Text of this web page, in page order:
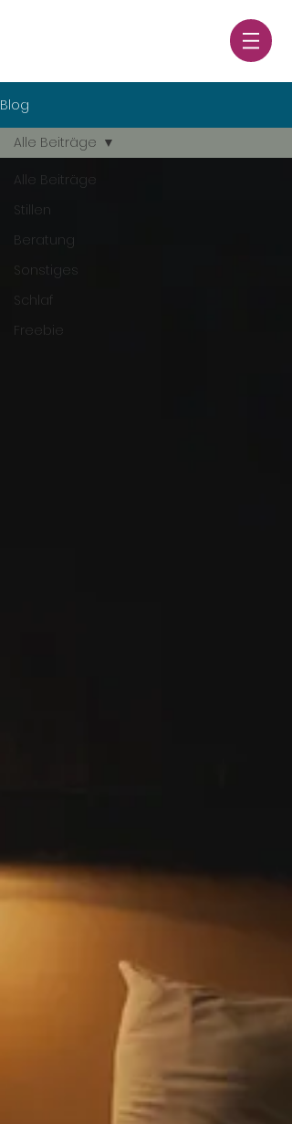
Blog
Alle Beiträge
Stillen
Beratung
Sonstiges
Schlaf
Freebie
Alle Beiträge